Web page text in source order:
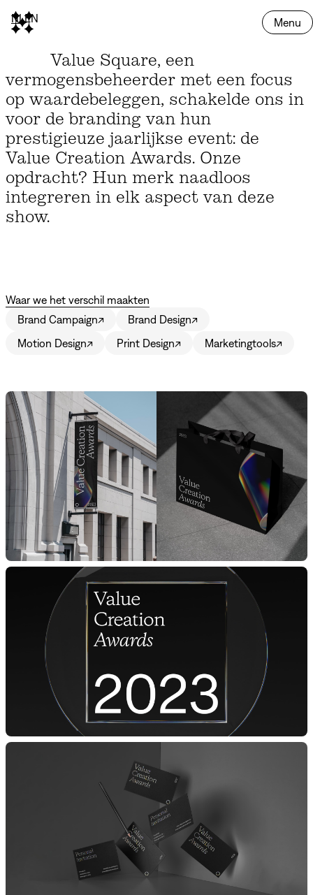
Menu
NLEN
Value Square, een
vermogensbeheerder met een focus
op waardebeleggen, schakelde ons in
voor de branding van hun
prestigieuze jaarlijkse event: de
Value Creation Awards. Onze
opdracht? Hun merk naadloos
integreren in elk aspect van deze
show.
Waar we het verschil maakten
Brand Campaign↗ Brand Design↗
Motion Design↗ Print Design↗ Marketingtools↗